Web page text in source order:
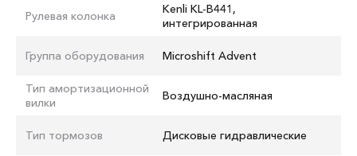
Рулевая колонка
Kenli KL-B441,
интегрированная
Группа оборудования Microshift Advent
Тип амортизационной
вилки
Воздушно-масляная
Тип тормозов Дисковые гидравлические